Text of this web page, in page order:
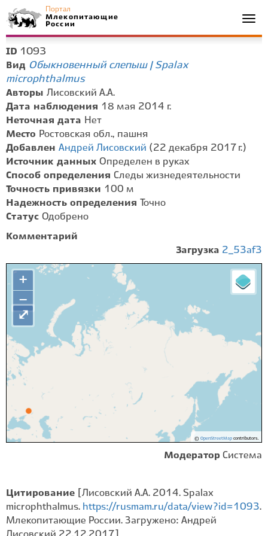
Портал
Млекопитающие
России
ID 1093
Вид Обыкновенный слепыш | Spalax
microphthalmus
Авторы Лисовский А.А.
Дата наблюдения 18 мая 2014 г.
Неточная дата Нет
Место Ростовская обл., пашня
Добавлен Андрей Лисовский (22 декабря 2017 г.)
Источник данных Определен в руках
Способ определения Следы жизнедеятельности
Точность привязки 100 м
Надежность определения
Точно
Статус Одобрено
Комментарий
Загрузка 2_53af3
+
−
© OpenStreetMapcontributors.
⤢
Модератор Система
Цитирование
[Лисовский А.А. 2014. Spalax
microphthalmus. https://rusmam.ru/data/view?id=1093.
Млекопитающие России. Загружено: Андрей